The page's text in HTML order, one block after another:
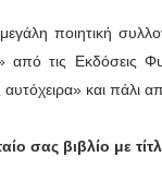
ποιητική
από τις Εκδόσεις
και πάλι
σας βιβλίο με